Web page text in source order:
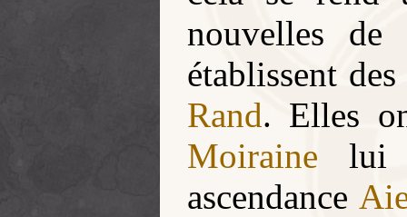
nouvelles
établissent
Rand. Elles
Moiraine lui
ascendance